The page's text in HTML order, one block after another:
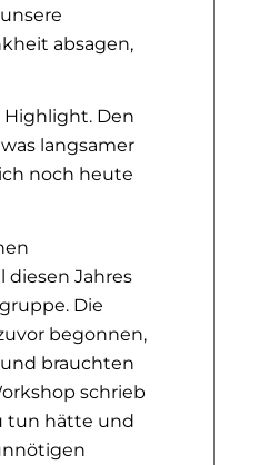
absagen,
Highlight. Den
langsamer
noch heute
diesen Jahres
Die
begonnen,
brauchten
schrieb
tun hätte und